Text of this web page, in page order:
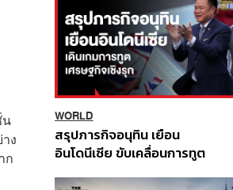
น
ง
ก
WORLD
สรุปภารกิจอนุทิน เยือน
อินโดนีเซีย ขับเคลื่อนการทูต